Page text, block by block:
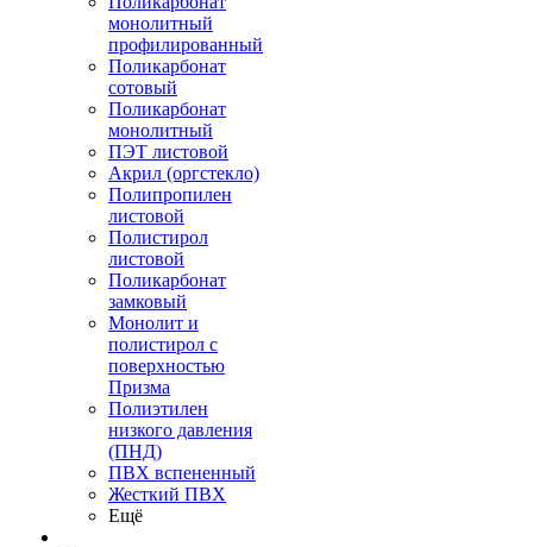
монолитный
профилированный
Поликарбонат
сотовый
Поликарбонат
монолитный
ПЭТ листовой
Акрил (оргстекло)
Полипропилен
листовой
Полистирол
листовой
Поликарбонат
замковый
Монолит и
полистирол с
поверхностью
Призма
Полиэтилен
низкого давления
(ПНД)
ПВХ вспененный
Жесткий ПВХ
Ещё